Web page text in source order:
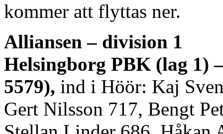
kommer att flyttas ner.
Alliansen – division 1
Helsingborg PBK (lag 1)
5579), ind i Höör: Kaj
Gert Nilsson 717, Bengt